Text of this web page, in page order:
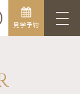
見学予約